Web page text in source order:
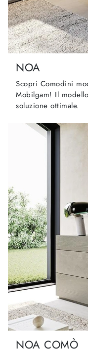
NOA
Scopri Comodini
Mobilgam! Il
soluzione ottimale.
NOA COMÒ